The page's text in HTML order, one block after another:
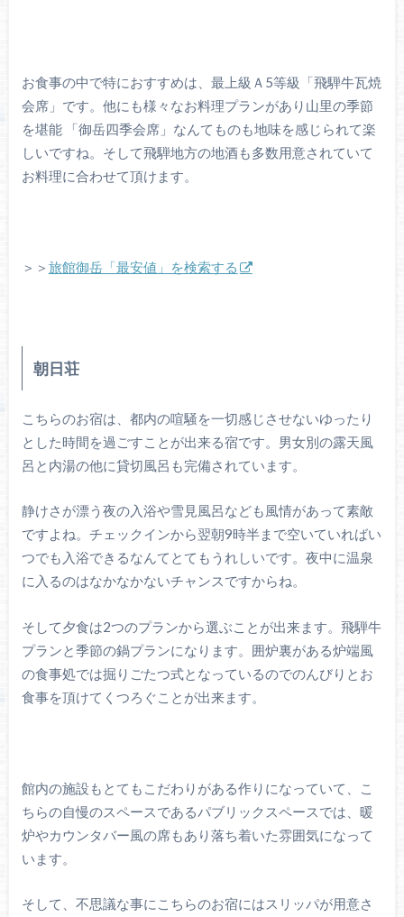
お食事の中で特におすすめは、最上級Ａ5等級「飛騨牛瓦焼
会席」です。他にも様々なお料理プランがあり山里の季節
を堪能 「御岳四季会席」なんてものも地味を感じられて楽
しいですね。そして飛騨地方の地酒も多数用意されていて
お料理に合わせて頂けます。
＞＞ 旅館御岳「最安値」を検索する
朝日荘
こちらのお宿は、都内の喧騒を一切感じさせないゆったり
とした時間を過ごすことが出来る宿です。男女別の露天風
呂と内湯の他に貸切風呂も完備されています。
静けさが漂う夜の入浴や雪見風呂なども風情があって素敵
ですよね。チェックインから翌朝9時半まで空いていればい
つでも入浴できるなんてとてもうれしいです。夜中に温泉
に入るのはなかなかないチャンスですからね。
そして夕食は2つのプランから選ぶことが出来ます。飛騨牛
プランと季節の鍋プランになります。囲炉裏がある炉端風
の食事処では掘りごたつ式となっているのでのんびりとお
食事を頂けてくつろぐことが出来ます。
館内の施設もとてもこだわりがある作りになっていて、こ
ちらの自慢のスペースであるパブリックスペースでは、暖
炉やカウンタバー風の席もあり落ち着いた雰囲気になって
います。
そして、不思議な事にこちらのお宿にはスリッパが用意さ